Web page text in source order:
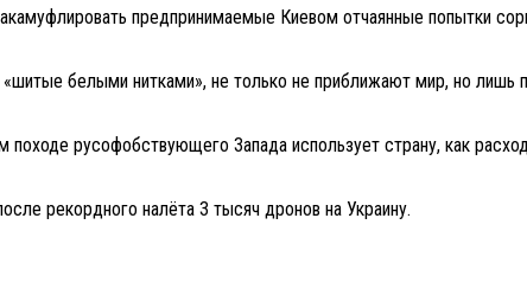
предпринимаемые Киевом отчаянные попытки
белыми нитками», не только не приближают мир, но
русофобствующего Запада использует страну, как
рекордного налёта 3 тысяч дронов на Украину.